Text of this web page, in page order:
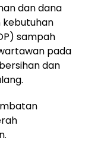
dan dana
kebutuhan
sampah
pada
dan